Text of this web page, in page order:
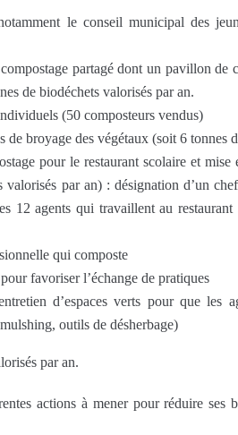
le conseil municipal des
partagé dont un pavillon
de biodéchets valorisés par an.
(50 composteurs vendus)
de broyage des végétaux (soit 6 tonnes
pour le restaurant scolaire et
valorisés par an) : désignation d’un
12 agents qui travaillent au
qui composte
favoriser l’échange de pratiques
d’espaces verts pour que les
outils de désherbage)
par an.
actions à mener pour réduire ses